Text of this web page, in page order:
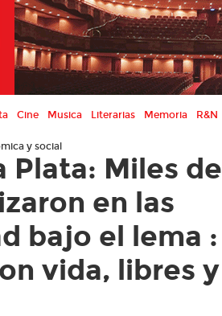
Cine Musica Literarias Memoria R&N
y social
Plata: Miles de
en las
bajo el lema :
vida, libres y